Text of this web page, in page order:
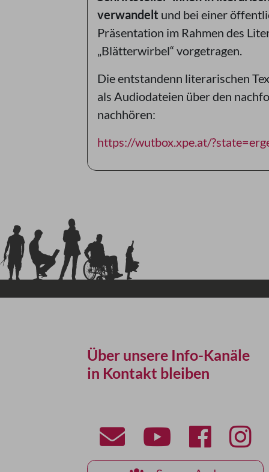
verwandelt und bei einer
Präsentation im Rahmen des
„Blätterwirbel“ vorgetragen.
Die entstandenn literarischen
als Audiodateien über den
nachhören:
https://wutbox.xpe.at/
Über unsere Info-Kanäle
in Kontakt bleiben